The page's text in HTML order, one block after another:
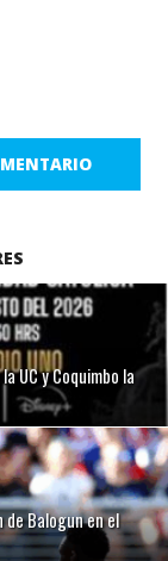
UC y Coquimbo la
Balogun en el